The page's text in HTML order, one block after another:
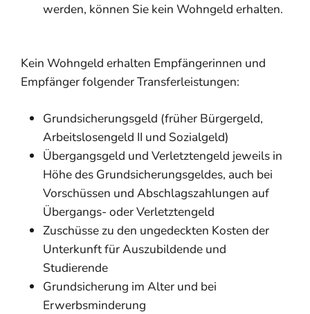
werden, können Sie kein Wohngeld erhalten.
Kein Wohngeld erhalten Empfängerinnen und
Empfänger folgender Transferleistungen:
Grundsicherungsgeld (früher Bürgergeld,
Arbeitslosengeld II und Sozialgeld)
Übergangsgeld und Verletztengeld jeweils in
Höhe des Grundsicherungsgeldes, auch bei
Vorschüssen und Abschlagszahlungen auf
Übergangs- oder Verletztengeld
Zuschüsse zu den ungedeckten Kosten der
Unterkunft für Auszubildende und
Studierende
Grundsicherung im Alter und bei
Erwerbsminderung